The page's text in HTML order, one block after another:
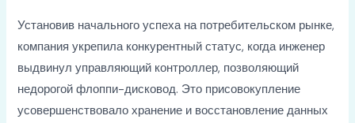
Установив начального успеха на потребительском рынке,
компания укрепила конкурентный статус, когда инженер
выдвинул управляющий контроллер, позволяющий
недорогой флоппи-дисковод. Это присовокупление
усовершенствовало хранение и восстановление данных